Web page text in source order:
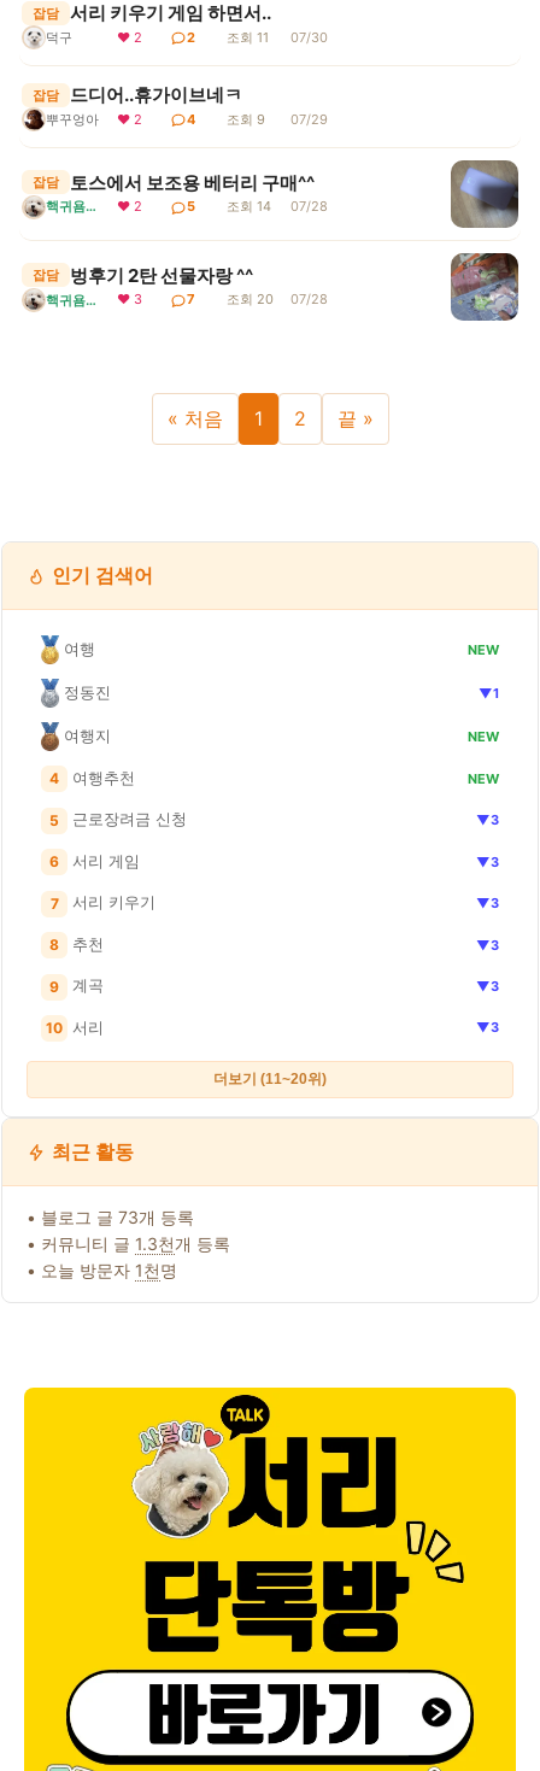
잡담 서리 키우기 게임 하면서..
덕구 ❤ 2 2 조회 11 07/30
잡담 드디어..휴가이브네ㅋ
뿌꾸엉아 ❤ 2 4 조회 9 07/29
잡담 토스에서 보조용 베터리 구매^^
핵귀욤서리 ❤ 2 5 조회 14 07/28
잡담 벙후기 2탄 선물자랑 ^^
핵귀욤서리 ❤ 3 7 조회 20 07/28
« 처음 1 2 끝 »
인기 검색어
여행 NEW
정동진 ▼1
여행지 NEW
4 여행추천 NEW
5 근로장려금 신청 ▼3
6 서리 게임 ▼3
7 서리 키우기 ▼3
8 추천 ▼3
9 계곡 ▼3
10 서리 ▼3
더보기 (11~20위)
최근 활동
• 블로그 글 73개 등록
• 커뮤니티 글 1.3천개 등록
• 오늘 방문자 1천명